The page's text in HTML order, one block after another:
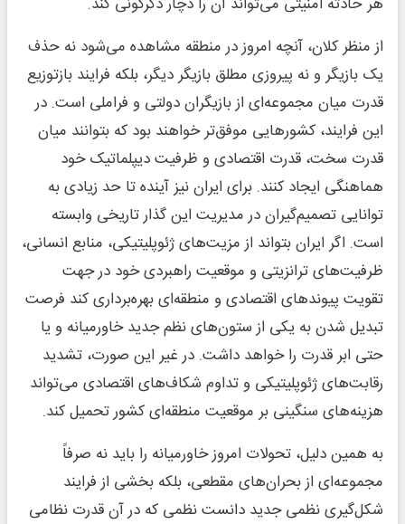
از منظر کلان، آنچه امروز در منطقه مشاهده می‌شود نه حذف
یک بازیگر و نه پیروزی مطلق بازیگر دیگر، بلکه فرایند بازتوزیع
قدرت میان مجموعه‌ای از بازیگران دولتی و فراملی است. در
این فرایند، کشورهایی موفق‌تر خواهند بود که بتوانند میان
قدرت سخت، قدرت اقتصادی و ظرفیت دیپلماتیک خود
هماهنگی ایجاد کنند. برای ایران نیز آینده تا حد زیادی به
توانایی تصمیم‌گیران در مدیریت این گذار تاریخی وابسته
است. اگر ایران بتواند از مزیت‌های ژئوپلیتیکی، منابع انسانی،
ظرفیت‌های ترانزیتی و موقعیت راهبردی خود در جهت
تقویت پیوندهای اقتصادی و منطقه‌ای بهره‌برداری کند فرصت
تبدیل شدن به یکی از ستون‌های نظم جدید خاورمیانه و یا
حتی ابر قدرت را خواهد داشت. در غیر این صورت، تشدید
رقابت‌های ژئوپلیتیکی و تداوم شکاف‌های اقتصادی می‌تواند
هزینه‌های سنگینی بر موقعیت منطقه‌ای کشور تحمیل کند.
به همین دلیل، تحولات امروز خاورمیانه را باید نه صرفاً
مجموعه‌ای از بحران‌های مقطعی، بلکه بخشی از فرایند
شکل‌گیری نظمی جدید دانست نظمی که در آن قدرت نظامی